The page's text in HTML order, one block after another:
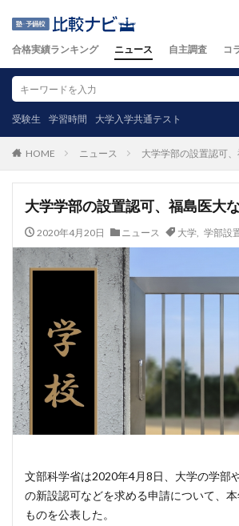
合格実績ランキング ニュース 自主調査 コ
受験生 学習時間 大学入学共通テスト
HOME ニュース 大学学部の設置認可
大学学部の設置認可、福島医大
2020年4月20日 ニュース 大学, 学部設
文部科学省は2020年4月8日、大学の学部
の新設認可などを求める申請について、
ものを公表した。